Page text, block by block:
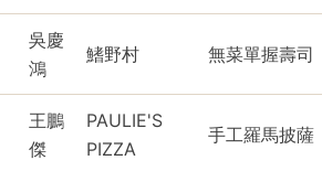
吳慶
鴻
鰭野村 無菜單握壽司
王鵬
傑
PAULIE'S
PIZZA
手工羅馬披薩